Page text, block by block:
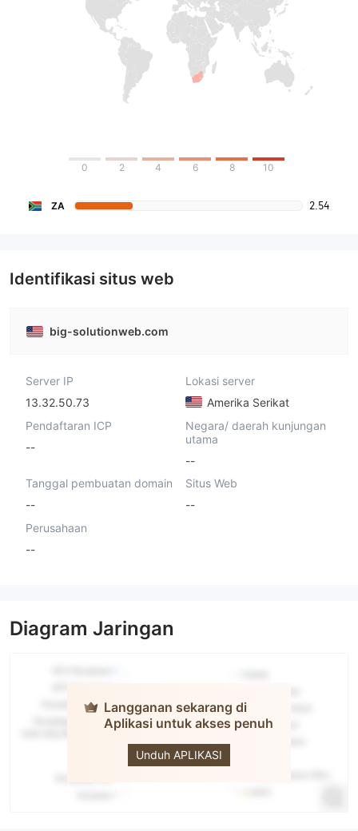
0 2 4 6 8 10
ZA 2.54
Identifikasi situs web
big-solutionweb.com
Server IP
13.32.50.73
Lokasi server
Amerika Serikat
Pendaftaran ICP
--
Negara/ daerah kunjungan
utama
--
Tanggal pembuatan domain
--
Situs Web
--
Perusahaan
--
Diagram Jaringan
Langganan sekarang di
Aplikasi untuk akses penuh
Unduh APLIKASI
BIG
Solutions
Limited